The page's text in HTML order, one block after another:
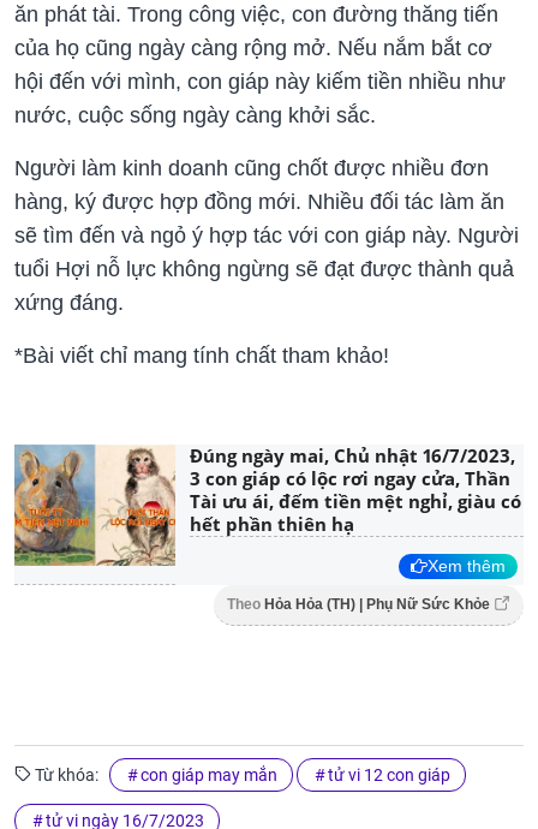
ăn phát tài. Trong công việc, con đường thăng tiến
của họ cũng ngày càng rộng mở. Nếu nắm bắt cơ
hội đến với mình, con giáp này kiếm tiền nhiều như
nước, cuộc sống ngày càng khởi sắc.
Người làm kinh doanh cũng chốt được nhiều đơn
hàng, ký được hợp đồng mới. Nhiều đối tác làm ăn
sẽ tìm đến và ngỏ ý hợp tác với con giáp này. Người
tuổi Hợi nỗ lực không ngừng sẽ đạt được thành quả
xứng đáng.
*Bài viết chỉ mang tính chất tham khảo!
Đúng ngày mai, Chủ nhật 16/7/2023,
3 con giáp có lộc rơi ngay cửa, Thần
Tài ưu ái, đếm tiền mệt nghỉ, giàu có
hết phần thiên hạ
Xem thêm
Theo Hỏa Hỏa (TH) | Phụ Nữ Sức Khỏe
Từ khóa: con giáp may mắn tử vi 12 con giáp
tử vi ngày 16/7/2023